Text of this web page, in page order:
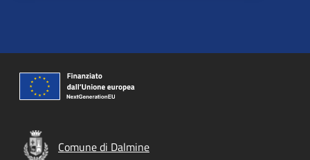
Comune di Dalmine